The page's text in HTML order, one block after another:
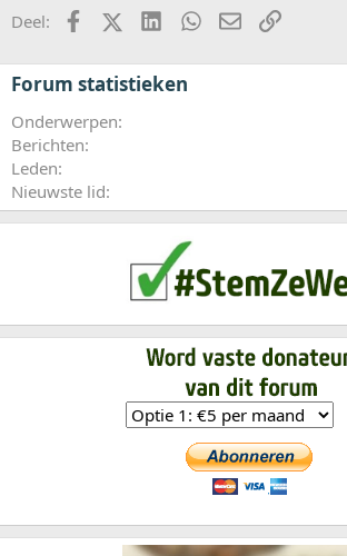
i
n
e
n
Deel: FacebookX (Twitter)LinkedInWhatsApp
E-mailkoppeling
Forum statistieken
Onderwerpen
Berichten
Leden
Nieuwste lid